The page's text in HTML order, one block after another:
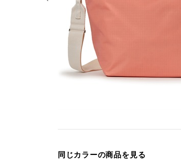
同じカラーの商品を見る